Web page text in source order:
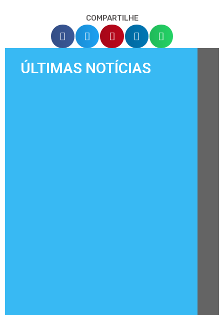
COMPARTILHE
ÚLTIMAS NOTÍCIAS